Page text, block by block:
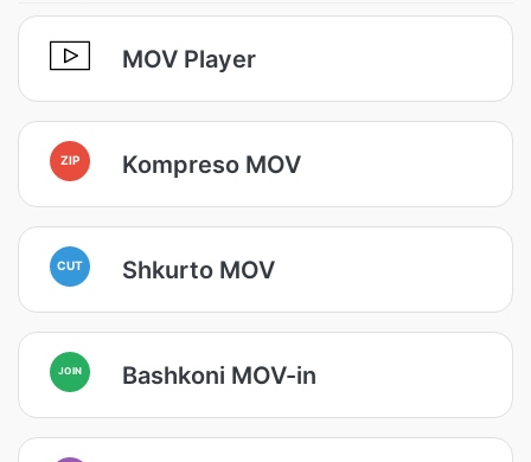
MOV Player
ZIP Kompreso MOV
CUT Shkurto MOV
JOIN Bashkoni MOV-in